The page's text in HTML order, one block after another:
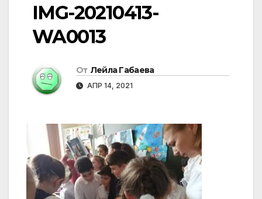
IMG-20210413-
WA0013
От Лейла Габаева
АПР 14, 2021